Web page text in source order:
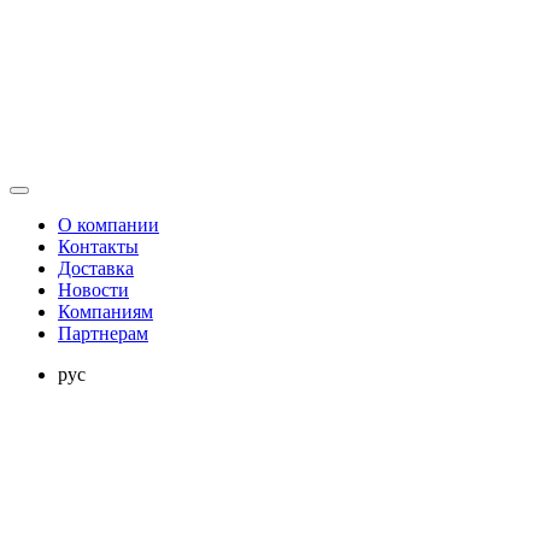
О компании
Контакты
Доставка
Новости
Компаниям
Партнерам
рус